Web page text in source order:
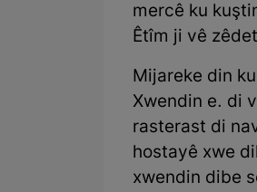
mercê ku
Êtîm ji vê
Mijareke din
Xwendin e. di
rasterast di
hostayê xwe
xwendin dibe